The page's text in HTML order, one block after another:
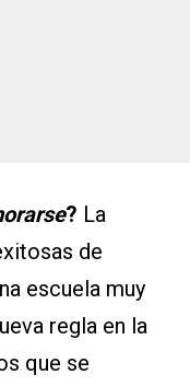
? La
de
escuela muy
regla en la
que se